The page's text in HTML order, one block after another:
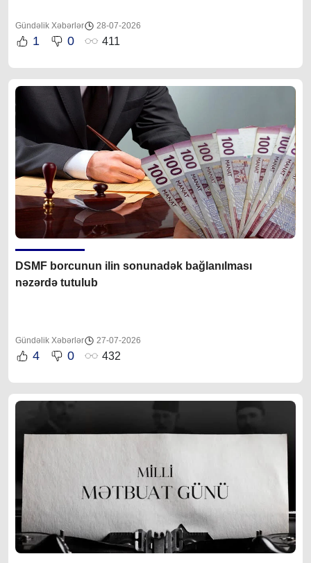
Gündəlik Xəbərlər 28-07-2026
1 0 411
DSMF borcunun ilin sonunadək bağlanılması
nəzərdə tutulub
Gündəlik Xəbərlər 27-07-2026
4 0 432